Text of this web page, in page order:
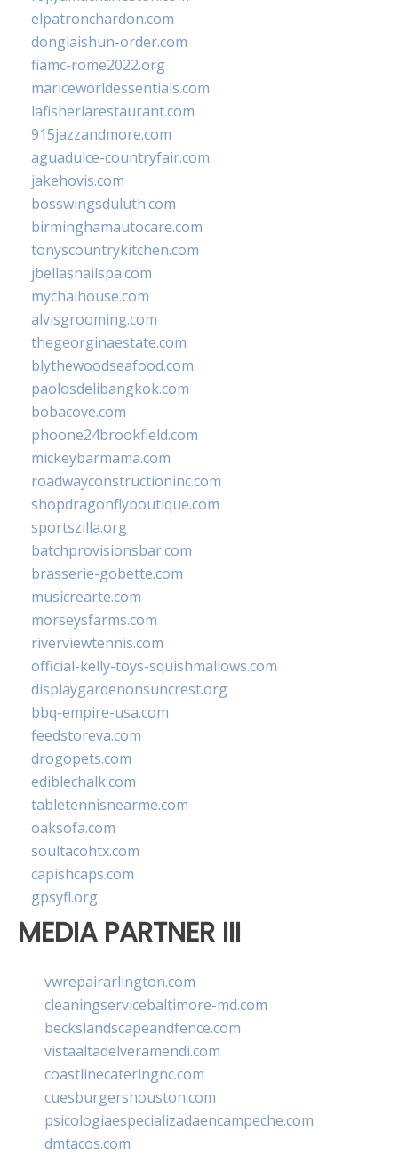
elpatronchardon.com
donglaishun-order.com
fiamc-rome2022.org
mariceworldessentials.com
lafisheriarestaurant.com
915jazzandmore.com
aguadulce-countryfair.com
jakehovis.com
bosswingsduluth.com
birminghamautocare.com
tonyscountrykitchen.com
jbellasnailspa.com
mychaihouse.com
alvisgrooming.com
thegeorginaestate.com
blythewoodseafood.com
paolosdelibangkok.com
bobacove.com
phoone24brookfield.com
mickeybarmama.com
roadwayconstructioninc.com
shopdragonflyboutique.com
sportszilla.org
batchprovisionsbar.com
brasserie-gobette.com
musicrearte.com
morseysfarms.com
riverviewtennis.com
official-kelly-toys-squishmallows.com
displaygardenonsuncrest.org
bbq-empire-usa.com
feedstoreva.com
drogopets.com
ediblechalk.com
tabletennisnearme.com
oaksofa.com
soultacohtx.com
capishcaps.com
gpsyfl.org
MEDIA PARTNER III
vwrepairarlington.com
cleaningservicebaltimore-md.com
beckslandscapeandfence.com
vistaaltadelveramendi.com
coastlinecateringnc.com
cuesburgershouston.com
psicologiaespecializadaencampeche.com
dmtacos.com